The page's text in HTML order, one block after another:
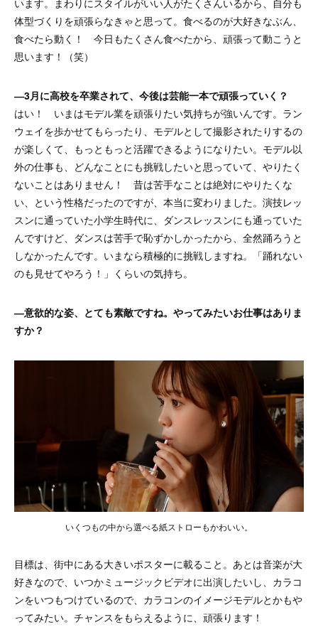
体型づくりを頑張らなきゃと思って。食べるのが大好きなぶん、
食べたら動く！ 今日もたくさん食べたから、頑張って動こうと
思います！（笑）
―3月に高校を卒業されて、今後は芸能一本で頑張っていく？
はい！ いまはモデル業を頑張りたい気持ちが強いんです。ラン
ウェイを歩かせてもらったり、モデルとして撮影されたりするの
が楽しくて、もっともっと活躍できるようになりたい。モデル以
外の仕事も、どんなことにも挑戦したいと思っていて、やりたく
ないことはありません！ 昔は苦手なことは絶対にやりたくな
い、という性格だったのですが、本当に変わりました。演技レッ
スンに通っていた小学生時代に、ダンスレッスンにも通っていた
んですけど、ダンスは苦手で恥ずかしかったから、全然踊ろうと
しなかったんです。いまなら積極的に挑戦しますね。「踊れない
のも見せてやろう！」くらいの気持ち。
―意欲的な姿、とても素敵ですね。やってみたいお仕事はありま
すか？
いくつもの中から選べる紙ストローもかわいい。
目標は、街中にある大きいポスターに載ること。あとは音楽が大
好きなので、いつかミュージックビデオに出演したいし、カラコ
ンをいつもつけているので、カラコンのイメージモデルとかもや
ってみたい。チャンスをもらえるように、頑張ります！